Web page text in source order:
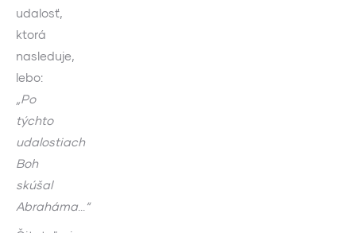
udalosť,
ktorá
nasleduje,
lebo:
„Po
týchto
udalostiach
Boh
skúšal
Abraháma
“